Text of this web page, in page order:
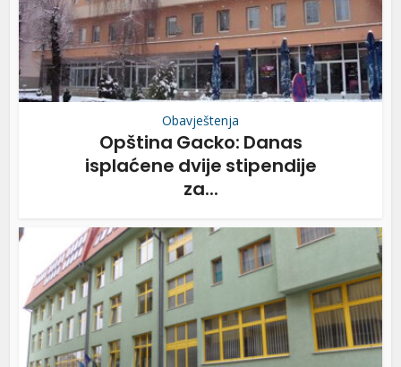
Obavještenja
Opština Gacko: Danas
isplaćene dvije stipendije
za...